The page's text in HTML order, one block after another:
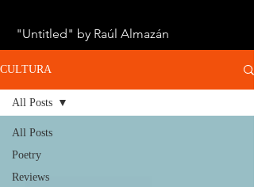
"Untitled" by Raúl Almazán
CULTURA
All Posts
Poetry
Reviews
All Posts